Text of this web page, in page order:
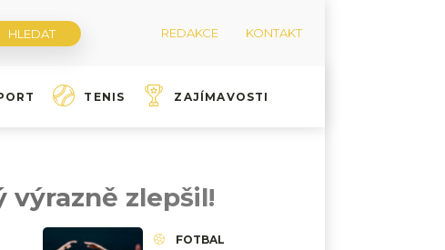
REDAKCE KONTAKT
TENIS ZAJÍMAVOSTI
výrazně zlepšil!
FOTBAL